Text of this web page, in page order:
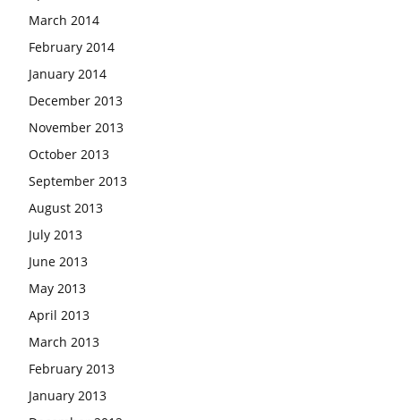
March 2014
February 2014
January 2014
December 2013
November 2013
October 2013
September 2013
August 2013
July 2013
June 2013
May 2013
April 2013
March 2013
February 2013
January 2013